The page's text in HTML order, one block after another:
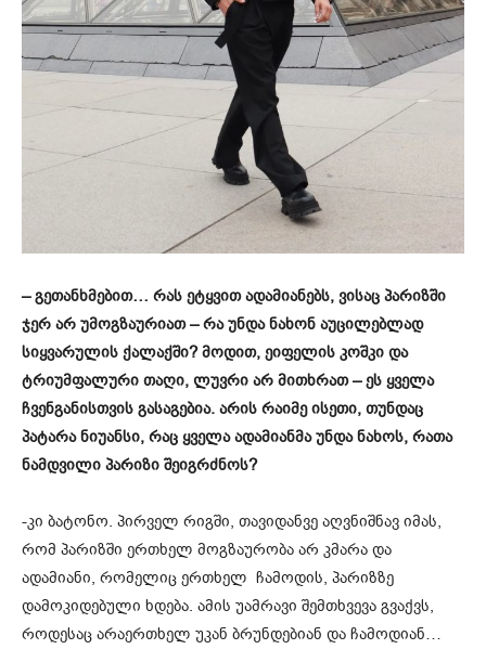
– გეთანხმებით… რას ეტყვით ადამიანებს, ვისაც პარიზში
ჯერ არ უმოგზაურიათ – რა უნდა ნახონ აუცილებლად
სიყვარულის ქალაქში? მოდით, ეიფელის კოშკი და
ტრიუმფალური თაღი, ლუვრი არ მითხრათ – ეს ყველა
ჩვენგანისთვის გასაგებია. არის რაიმე ისეთი, თუნდაც
პატარა ნიუანსი, რაც ყველა ადამიანმა უნდა ნახოს, რათა
ნამდვილი პარიზი შეიგრძნოს?
-კი ბატონო. პირველ რიგში, თავიდანვე აღვნიშნავ იმას,
რომ პარიზში ერთხელ მოგზაურობა არ კმარა და
ადამიანი, რომელიც ერთხელ ჩამოდის, პარიზზე
დამოკიდებული ხდება. ამის უამრავი შემთხვევა გვაქვს,
როდესაც არაერთხელ უკან ბრუნდებიან და ჩამოდიან…